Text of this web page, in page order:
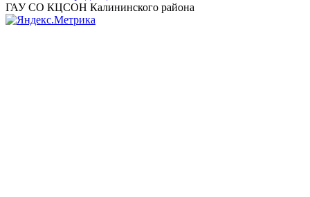
ГАУ СО КЦСОН Калининского района